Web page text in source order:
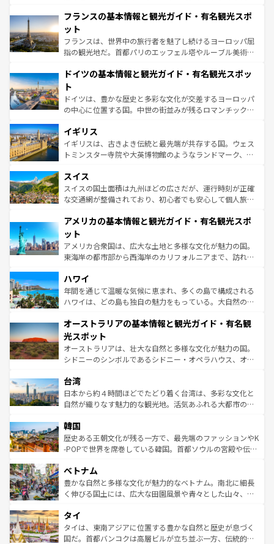
なお、新着のイタリア情報はコンテンツ一覧を参照してほ
しい。
文化が根付くこの国では、情熱的なフラメンコ、熱気あふ
れる闘牛、そして美味しいタパスが生活の一部となってい
る。首都マドリードの洗練された雰囲気や、バルセロナの
アートに溢れた街角から、地方では古代ローマ遺跡や中世
せる。地方によって風土や気候が異なるスペインはその個
ンテンツ一覧 を参照してほしい。
フランスの基本情報と観光ガイド・有名観光スポ
ット
フランスは、世界中の旅行者を魅了し続けるヨーロッパ屈
指の観光地だ。首都パリのエッフェル塔やルーブル美術館
で、幅広い魅力が詰まっている。華麗な宮殿、歴史的な大
聖堂、美しいビーチ、そして豊かな自然が、訪れる者を心
から魅了する。また、フランスは美食の国としても知ら
れ、フランス料理はユネスコ無形文化遺産にも登録されて
香り高いラベンダー畑など、多彩な楽しみ方が可能だ。さ
らに、パリ以外の地域にも魅力が溢れており、どの街角に
も豊かな歴史と文化が息づいている。パリ以外の個性あふ
を参照してほしい。
ドイツの基本情報と観光ガイド・有名観光スポッ
ト
ドイツは、豊かな歴史と多彩な文化が交差するヨーロッパ
の中心に位置する国。中世の街並みが残るロマンチック街
顔を持つこの国は、どこを歩いても飽きることがない。ベ
ルリンの文化的活気、バイエルン州のアルプスの絶景、そ
してライン川沿いのワイン畑といった風景は必見。ビール
は、お酒好きな人にはぜひ体験してほしい。 なお、新着の
ドイツ情報はコンテンツ一覧を参照してほしい。
イギリス
イギリスは、古きよき伝統と最先端が共存する国。ウェス
トミンスター寺院や大英博物館のようなランドマーク、歴
リアごとに異なる魅力がある。また、優雅なアフタヌーン
ティー、ビール好きにはたまらない英国パブ、サッカー観
戦など、本場だからこそできる体験も豊富。イギリスを旅
ンツ一覧を参照してほしい。
スイス
スイスの国土面積は九州ほどの広さだが、運行時刻が正確
な交通網が整備されており、初心者でも安心して個人旅行
の建物がそのまま残る町や、スイスならではのユニークな
博物館もあり、アルプス観光だけでなく町歩きも満喫する
ことができる。国民の所得が高いため物価も高いが、旅行
者向けの交通パス提供のサービスもあり、うまく活用すれ
着のスイス情報は
アメリカの基本情報と観光ガイド・有名観光スポ
ット
アメリカ合衆国は、広大な土地と多様な文化が魅力の国。
東海岸の都市部から西海岸のカリフォルニアまで、訪れる
のような巨大都市は、観光、ショッピング、エンターテイ
ンメントが詰まった刺激的なスポットだ。一方、アメリカ
西部には大自然が広がり、グランドキャニオンやイエロー
部のニューオーリンズでは、音楽と美食が融合した独特の
文化が魅力。旅行者はアメリカの各地域で異なる魅力を楽
しみながら、その多様性と豊かな歴史を感じることができ
るだろう。車でのロードトリップや列車の旅も、アメリカ
情報は
ハワイ
年間を通じて温暖な気候に恵まれ、多くの島で構成される
ハワイは、どの島も独自の魅力をもっている。大自然の神
ワイ島は見逃せない。また、定番の観光地といえばオアフ
島だが、静かな自然を求めるならマウイ島やカウアイ島が
おすすめ。エメラルドグリーンに輝く海をはじめ、豊かな
文化や歴史が息づいている。「アロハスピリット」と呼ば
人々、おいしいローカルフードやハワイアンミュージッ
ク、伝統的なフラダンスなど、すべてがハワイの魅力を彩
っている。訪れるたびに新しい発見と感動が待っているハ
はコンテンツ一覧
オーストラリアの基本情報と観光ガイド・有名観
光スポット
オーストラリアは、壮大な自然と多様な文化が魅力の国。
シドニーのシンボルであるシドニー・オペラハウス、オー
リアリーフや大陸中央部にそびえるウルル（エアーズロッ
ク）、タスマニアの美しい原生林やケアンズの熱帯雨林な
ど、見どころがたくさん。また、カフェやワイン、オージ
いる。アクティビティも充実しており、サーフィンやダイ
ビング、ハイキングなど、アウトドア好きにはたまらな
い。オーストラリアの多彩な魅力を存分に味わいつくそ
参照してほしい。
台湾
日本から約４時間ほどでたどり着く台湾は、多彩な文化と
自然が織りなす魅力的な観光地。活気あふれる大都市の台
ン）、静ひつな山岳地帯である台湾東部など、都市の喧騒
と山間の静けさが共存しており、訪れる人に新しい発見と
驚きをもたらしてくれる。また、奥深い台湾の食文化も魅
容にもいいと評判のスイーツなど、バラエティ豊かな料理
が味わえる。 なお、新着の台湾情報は コンテンツ一覧を参
照してほしい。
韓国
歴史ある王朝文化が残る一方で、最先端のファッションやK
-POPで世界を席巻している韓国。首都ソウルの宮殿や伝統
き、地方に足を延ばせば四季折々の自然美を楽しむことが
できる。そして、キムチや焼肉、絶品のストリートフード
まで、さまざまな韓国料理が待っている。夜には、韓国な
リティに包まれながら、韓国の多彩な魅力を心ゆくまで味
わってみてほしい。 なお、新着の韓国情報はコンテンツ一
覧を参照してほしい。
ベトナム
豊かな自然と多様な文化が魅力的なベトナム。南北に細長
く伸びる国土には、広大な田園風景や青々とした山々、世
急速な発展と共に伝統が息づく。ハノイの古い町並みやホ
ーチミン市のフランス統治時代の建物も、独特の雰囲気を
醸し出している。また、バラエティの豊かさとおいしさで
タイ
タイは、東南アジアに位置する豊かな自然と歴史が息づく
国だ。首都バンコクは高層ビルが立ち並ぶ一方、伝統的な